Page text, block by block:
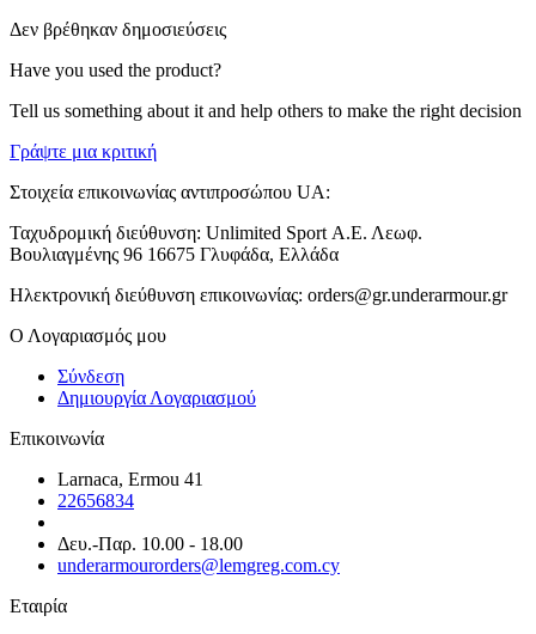
Δεν βρέθηκαν δημοσιεύσεις
Have you used the product?
Tell us something about it and help others to make the right decision
Γράψτε μια κριτική
Στοιχεία επικοινωνίας αντιπροσώπου UA:
Ταχυδρομική διεύθυνση: Unlimited Sport Α.Ε. Λεωφ.
Βουλιαγμένης 96 16675 Γλυφάδα, Ελλάδα
Ηλεκτρονική διεύθυνση επικοινωνίας: orders@gr.underarmour.gr
Ο Λογαριασμός μου
Σύνδεση
Δημιουργία Λογαριασμού
Επικοινωνία
Larnaca, Ermou 41
22656834
Δευ.-Παρ. 10.00 - 18.00
underarmourorders@lemgreg.com.cy
Εταιρία